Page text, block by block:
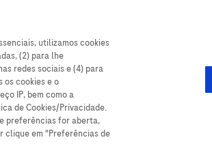
utilizamos cookies
(2) para lhe
redes sociais e (4) para
cookies e o
IP, bem como a
de Cookies/Privacidade.
preferências for aberta,
clique em "Preferências de